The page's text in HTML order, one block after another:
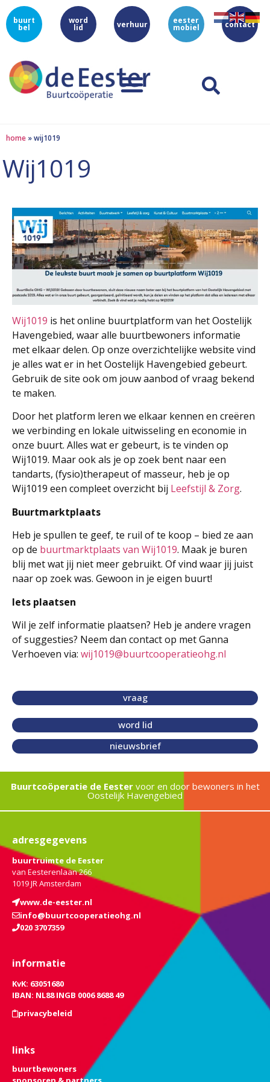
buurt
bel
word
lid verhuur eester
mobiel contact
home »wij1019
Wij1019
Wij1019 is het online buurtplatform van het Oostelijk
Havengebied, waar alle buurtbewoners informatie
met elkaar delen. Op onze overzichtelijke website vind
je alles wat er in het Oostelijk Havengebied gebeurt.
Gebruik de site ook om jouw aanbod of vraag bekend
te maken.
Door het platform leren we elkaar kennen en creëren
we verbinding en lokale uitwisseling en economie in
onze buurt. Alles wat er gebeurt, is te vinden op
Wij1019. Maar ook als je op zoek bent naar een
tandarts, (fysio)therapeut of masseur, heb je op
Wij1019 een compleet overzicht bij Leefstijl & Zorg.
Buurtmarktplaats
Heb je spullen te geef, te ruil of te koop – bied ze aan
op de buurtmarktplaats van Wij1019. Maak je buren
blij met wat jij niet meer gebruikt. Of vind waar jij juist
naar op zoek was. Gewoon in je eigen buurt!
Iets plaatsen
Wil je zelf informatie plaatsen? Heb je andere vragen
of suggesties? Neem dan contact op met Ganna
Verhoeven via: wij1019@buurtcooperatieohg.nl
vraag
word lid
nieuwsbrief
Buurtcoöperatie de Eestervoor en door bewoners in het
Oostelijk Havengebied
adresgegevens
buurtruimte de Eester
van Eesterenlaan 266
1019 JR Amsterdam
www.de-eester.nl
info@buurtcooperatieohg.nl
020 3707359
informatie
KvK: 63051680
IBAN: NL88 INGB 0006 8688 49
privacybeleid
links
buurtbewoners